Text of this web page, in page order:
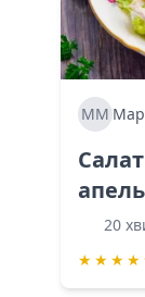
ММ
20
★ ★ ★ ★